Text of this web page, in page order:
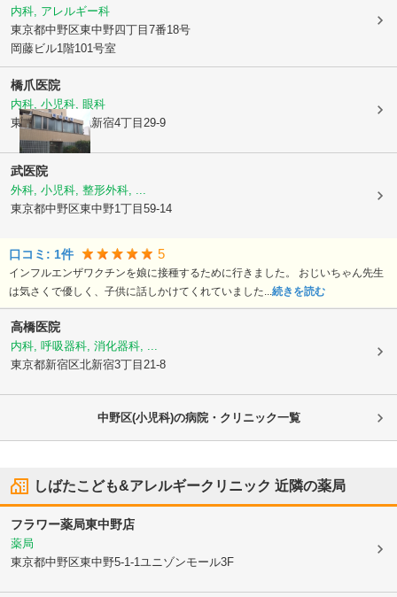
内科, アレルギー科
東京都中野区東中野四丁目7番18号
岡藤ビル1階101号室
橋爪医院
内科, 小児科, 眼科
東京都新宿区北新宿4丁目29-9
武医院
外科, 小児科, 整形外科, ...
東京都中野区東中野1丁目59-14
口コミ: 1件 5
インフルエンザワクチンを娘に接種するために行きました。 おじいちゃん先生
は気さくで優しく、子供に話しかけてくれていました... 続きを読む
高橋医院
内科, 呼吸器科, 消化器科, ...
東京都新宿区北新宿3丁目21-8
中野区(小児科)の病院・クリニック一覧
しばたこども&アレルギークリニック 近隣の薬局
フラワー薬局東中野店
薬局
東京都中野区東中野5-1-1ユニゾンモール3F